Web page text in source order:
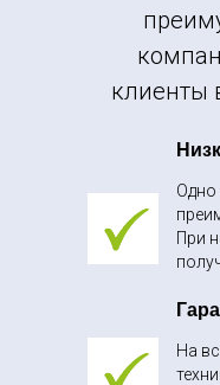
клиенты
Одно
При
На